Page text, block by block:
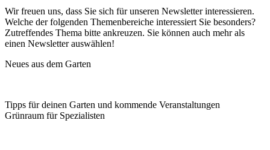
Wir freuen uns, dass Sie sich für unseren Newsletter interessieren.
Welche der folgenden Themenbereiche interessiert Sie besonders?
Zutreffendes Thema bitte ankreuzen. Sie können auch mehr als
einen Newsletter auswählen!
Neues aus dem Garten
Tipps für deinen Garten und kommende Veranstaltungen
Grünraum für Spezialisten